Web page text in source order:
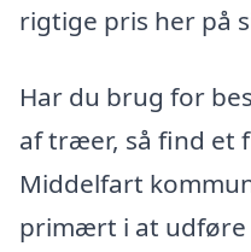
rigtige pris her på
Har du brug for
af træer, så find et
Middelfart
primært i at